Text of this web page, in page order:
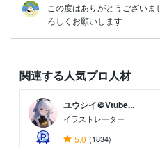
この度はありがとうござい
ろしくお願いします
関連する人気プロ人材
ユウシイ＠Vtube...
イラストレーター
5.0 (1834)